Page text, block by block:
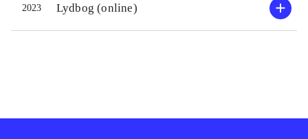
2023 Lydbog (online)